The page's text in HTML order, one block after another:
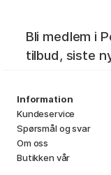
Bli medlem i
tilbud, siste
Information
Kundeservice
Spørsmål og svar
Om oss
Butikken vår